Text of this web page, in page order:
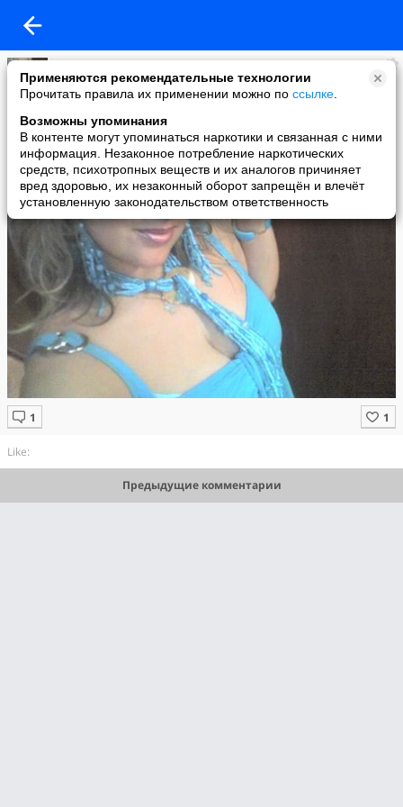
Применяются рекомендательные технологии
Прочитать правила их применении можно по ссылке
Возможны упоминания
В контенте могут упоминаться наркотики и связанная с ними
информация. Незаконное потребление наркотических
средств, психотропных веществ и их аналогов причиняет
вред здоровью, их незаконный оборот запрещён и влечёт
установленную законодательством ответственность
Ирина Черная
added a photo
21 Jun в 23:29
Like:
Предыдущие комментарии